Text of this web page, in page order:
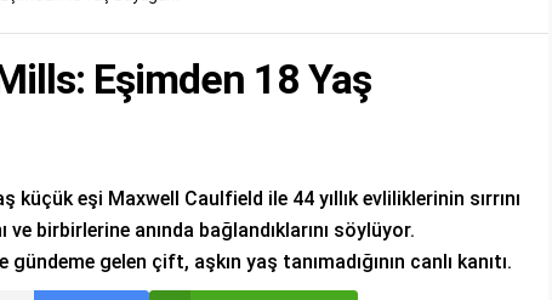
Eşimden 18 Yaş
küçük eşi Maxwell Caulfield ile 44 yıllık evliliklerinin sırrını
ve birbirlerine anında bağlandıklarını söylüyor.
gelen çift, aşkın yaş tanımadığının canlı kanıtı.